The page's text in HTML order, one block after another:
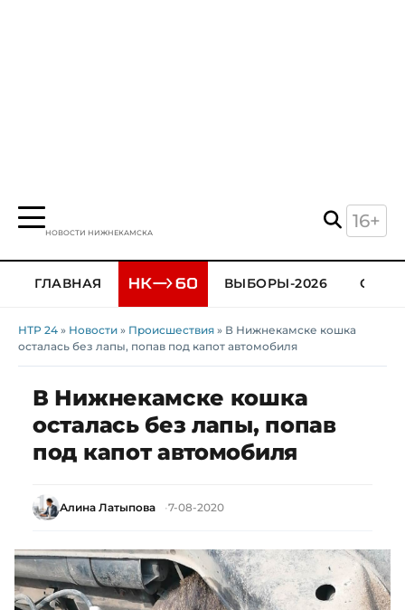
НОВОСТИ НИЖНЕКАМСКА
16+
ГЛАВНАЯ ВЫБОРЫ-2026
НТР 24 » Новости » Происшествия » В Нижнекамске кошка
осталась без лапы, попав под капот автомобиля
В Нижнекамске кошка
осталась без лапы, попав
под капот автомобиля
Алина Латыпова 7-08-2020